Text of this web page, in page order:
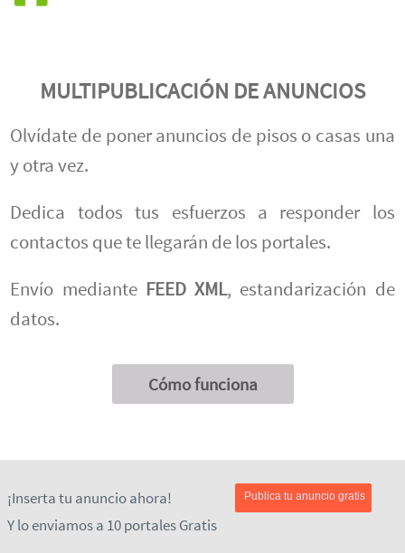
MULTIPUBLICACIÓN DE ANUNCIOS
Olvídate de poner anuncios de pisos o casas una
y otra vez.
Dedica todos tus esfuerzos a responder los
contactos que te llegarán de los portales.
Envío mediante FEED XML, estandarización de
datos.
Cómo funciona
¡Inserta tu anuncio ahora!
Y lo enviamos a 10 portales Gratis
Publica tu anuncio gratis